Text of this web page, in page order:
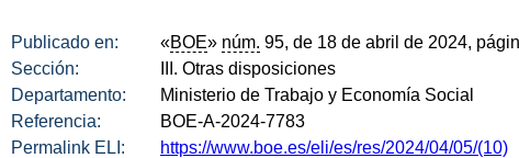
Publicado en: «BOE» núm. 95, de 18 de abril de 2024,
Sección:
III. Otras disposiciones
Departamento:
Ministerio de Trabajo y Economía Social
Referencia:
BOE-A-2024-7783
Permalink ELI:
https://www.boe.es/eli/es/res/2024/04/05/(10)